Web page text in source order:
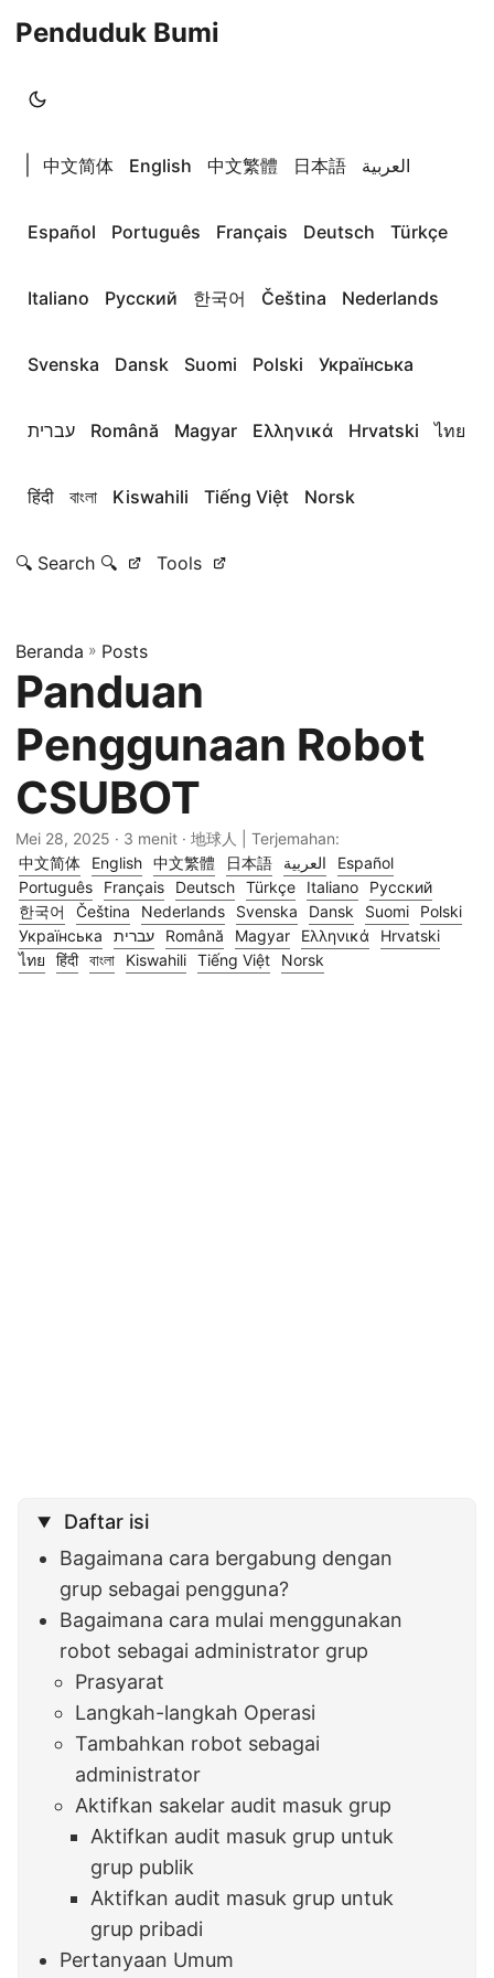
Penduduk Bumi
中文简体 English 中文繁體 日本語 العربية
Español Português Français Deutsch Türkçe
Italiano Русский 한국어 Čeština Nederlands
Svenska Dansk Suomi Polski Українська
עברית Română Magyar Ελληνικά Hrvatski ไทย
हिंदी বাংলা Kiswahili Tiếng Việt Norsk
🔍 Search 🔍 Tools
Beranda » Posts
Panduan
Penggunaan Robot
CSUBOT
Mei 28, 2025 · 3 menit · 地球人 | Terjemahan:
中文简体
English 中文繁體 日本語 العربية
Español
Português
Français Deutsch Türkçe Italiano
Русский
한국어
Čeština Nederlands Svenska Dansk Suomi
Polski
Українська
עברית Română Magyar Ελληνικά
Hrvatski
ไทย
हिंदी বাংলা Kiswahili Tiếng Việt Norsk
Daftar isi
Bagaimana cara bergabung dengan
grup sebagai pengguna?
Bagaimana cara mulai menggunakan
robot sebagai administrator grup
Prasyarat
Langkah-langkah Operasi
Tambahkan robot sebagai
administrator
Aktifkan sakelar audit masuk grup
Aktifkan audit masuk grup untuk
grup publik
Aktifkan audit masuk grup untuk
grup pribadi
Pertanyaan Umum